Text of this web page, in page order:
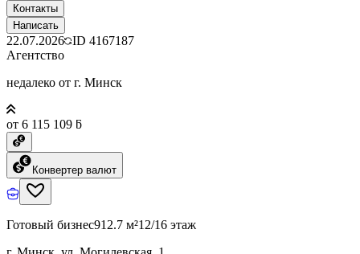
Контакты
Написать
22.07.2026 ID 4167187
Агентство
недалеко от г. Минск
от 6 115 109 ƃ
Конвертер валют
Готовый бизнес912.7 м²12/16 этаж